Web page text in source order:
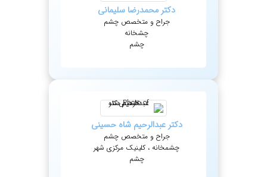
دکترمحمدرضا سلیمانی
جراح و متخصص چشم
چشخانه
چشم
دکترعبدالرحیم شاه حسینی
جراح و متخصص چشم
چشمخانه ، کلینیک مرکزی شهر
چشم